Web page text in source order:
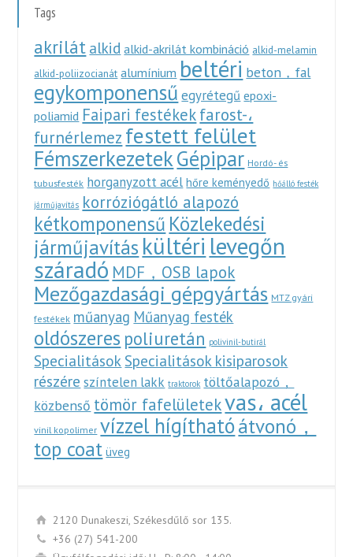
Tags
akrilát alkid alkid-akrilát kombináció alkid-melamin
alkid-poliizocianát alumínium beltéri beton，fal
egykomponensű egyrétegű epoxi-
poliamid Faipari festékekfarost-،
furnérlemez festett felület
FémszerkezetekGépipar Hordó- és
tubusfesték horganyzott acél hőre keményedő hőálló festék
járműjavítás korróziógátló alapozó
kétkomponensű Közlekedési
járműjavítás kültéri levegőn
száradó MDF，OSB lapok
Mezőgazdasági gépgyártás MTZ gyári
festékek műanyag Műanyag festék
oldószeres poliuretán polivinil-butirál
Specialitások Specialitások kisiparosok
részére színtelen lakk traktorok töltőalapozó，
közbenső tömör fafelületekvas، acél
vinil kopolimer vízzel hígíthatóátvonó，
top coat üveg
2120 Dunakeszi, Székesdűlő sor 135.
+36 (27) 541-200